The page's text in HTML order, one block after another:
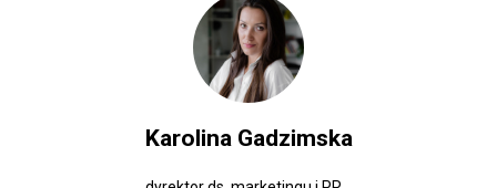
Karolina Gadzimska